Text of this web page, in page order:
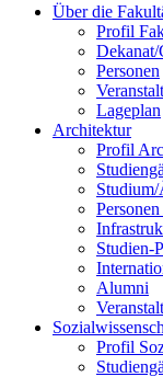
Über die
Profil
Dekanat/
Personen
Lageplan
Architektur
Profil
Studien-
Alumni
Profil